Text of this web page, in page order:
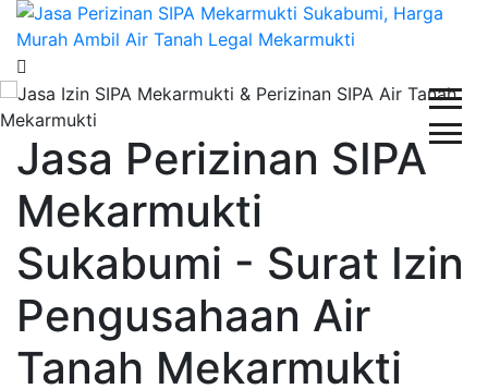
Jasa Perizinan SIPA
Mekarmukti
Sukabumi - Surat Izin
Pengusahaan Air
Tanah Mekarmukti